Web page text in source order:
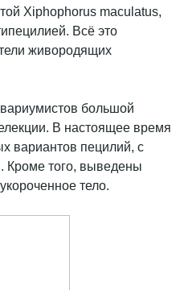
Xiphophorus maculatus,
Всё это
живородящих
большой
В настоящее время
вариантов пецилий, с
Кроме того, выведены
тело.